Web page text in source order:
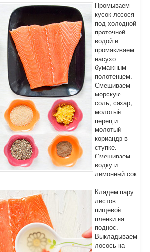
Промываем
кусок лосося
под холодной
проточной
водой и
промакиваем
насухо
бумажным
полотенцем.
Смешиваем
морскую
соль, сахар,
молотый
перец и
молотый
кориандр в
ступке.
Смешиваем
водку и
лимонный сок
Кладем пару
листов
пищевой
пленки на
поднос.
Выкладываем
лосось на